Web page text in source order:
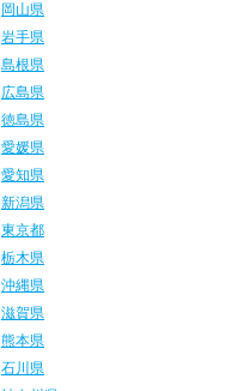
岡山県
岩手県
島根県
広島県
徳島県
愛媛県
愛知県
新潟県
東京都
栃木県
沖縄県
滋賀県
熊本県
石川県